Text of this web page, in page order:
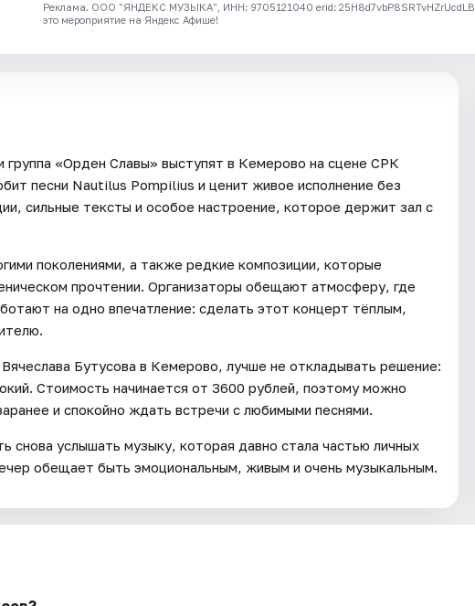
Реклама. ООО "ЯНДЕКС МУЗЫКА", ИНН: 9705121040 erid: 25H8d7vbP8SRTvHZrUcdLB
это мероприятие на Яндекс Афише!
группа «Орден Славы» выступят в Кемерово на сцене СРК
песни Nautilus Pompilius и ценит живое исполнение без
сильные тексты и особое настроение, которое держит зал с
поколениями, а также редкие композиции, которые
прочтении. Организаторы обещают атмосферу, где
на одно впечатление: сделать этот концерт тёплым,
Бутусова в Кемерово, лучше не откладывать решение:
Стоимость начинается от 3600 рублей, поэтому можно
и спокойно ждать встречи с любимыми песнями.
снова услышать музыку, которая давно стала частью личных
обещает быть эмоциональным, живым и очень музыкальным.